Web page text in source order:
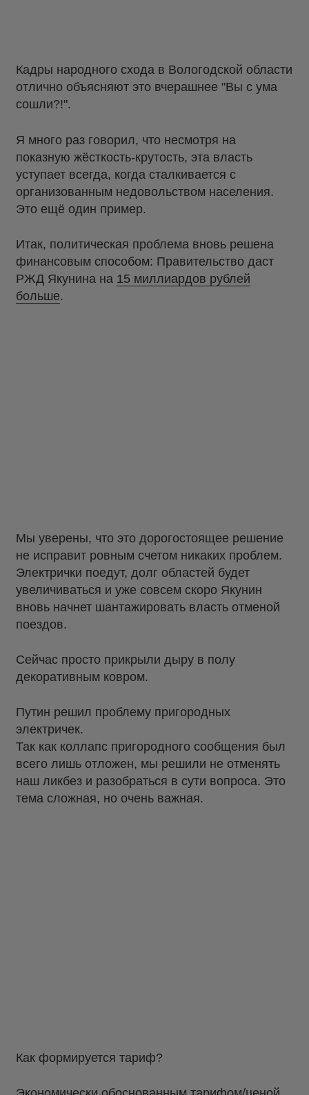
Кадры народного схода в Вологодской области
отлично объясняют это вчерашнее "Вы с ума
сошли?!".
Я много раз говорил, что несмотря на
показную жёсткость-крутость, эта власть
уступает всегда, когда сталкивается с
организованным недовольством населения.
Это ещё один пример.
Итак, политическая проблема вновь решена
финансовым способом: Правительство даст
РЖД Якунина на 15 миллиардов рублей
больше.
Мы уверены, что это дорогостоящее решение
не исправит ровным счетом никаких проблем.
Электрички поедут, долг областей будет
увеличиваться и уже совсем скоро Якунин
вновь начнет шантажировать власть отменой
поездов.
Сейчас просто прикрыли дыру в полу
декоративным ковром.
Путин решил проблему пригородных
электричек.
Так как коллапс пригородного сообщения был
всего лишь отложен, мы решили не отменять
наш ликбез и разобраться в сути вопроса. Это
тема сложная, но очень важная.
Как формируется тариф?